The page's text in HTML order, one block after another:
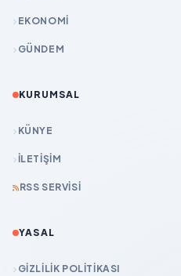
EKONOMİ
GÜNDEM
KURUMSAL
KÜNYE
İLETIŞIM
RSS SERVISI
YASAL
GIZLILIK POLITIKASI